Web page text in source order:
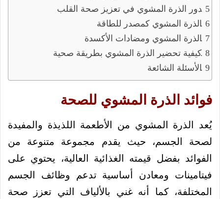
دور الذرة المشوي في تعزيز صحة القلب
الذرة المشوي كمصدر للطاقة
الذرة المشوي ومضادات الأكسدة
كيفية تحضير الذرة المشوي بطريقة صحية
الأسئلة الشائعة
فوائد الذرة المشوي للصحة
يُعد الذرة المشوي من الأطعمة اللذيذة والمفيدة
لصحة الجسم، حيث يقدم مجموعة متنوعة من
الفوائد بفضل قيمته الغذائية العالية، يحتوي على
فيتامينات ومعادن أساسية تدعم وظائف الجسم
المختلفة، كما أنه غني بالألياف التي تعزز صحة